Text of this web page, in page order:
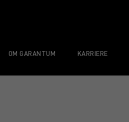
OM GARANTUM KARRIERE